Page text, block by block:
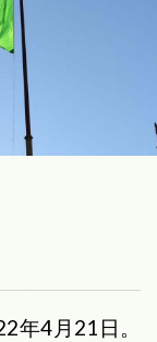
年4月21日。